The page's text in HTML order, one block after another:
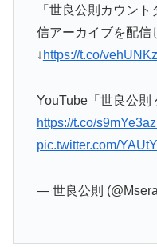
「世良公則カウン
信アーカイブを配信
↓ https://t.co/
YouTube「世良公則
https://t.co/
pic.twitter.com/
— 世良公則